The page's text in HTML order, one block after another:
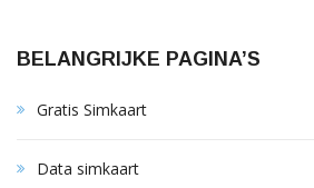
BELANGRIJKE PAGINA’S
Gratis Simkaart
Data simkaart